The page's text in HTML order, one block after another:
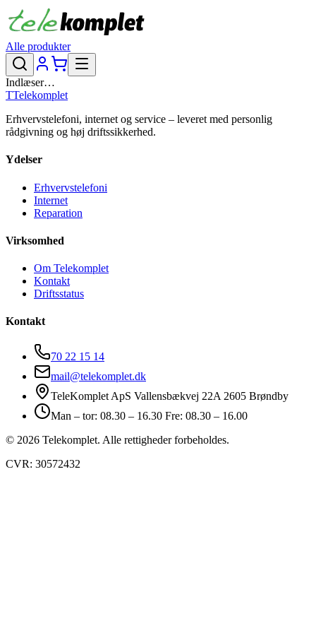
Alle produkter
Indlæser…
TTelekomplet
Erhvervstelefoni, internet og service – leveret med personlig
rådgivning og høj driftssikkerhed.
Ydelser
Erhvervstelefoni
Internet
Reparation
Virksomhed
Om Telekomplet
Kontakt
Driftsstatus
Kontakt
70 22 15 14
mail@telekomplet.dk
TeleKomplet ApS Vallensbækvej 22A 2605 Brøndby
Man – tor: 08.30 – 16.30 Fre: 08.30 – 16.00
© 2026 Telekomplet. Alle rettigheder forbeholdes.
CVR: 30572432